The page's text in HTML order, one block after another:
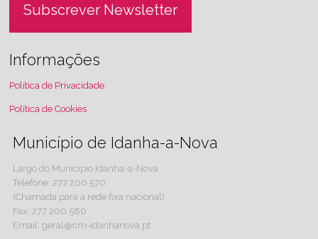
Subscrever Newsletter
Informações
Política de Privacidade
Política de Cookies
Município de Idanha-a-Nova
Largo do Município Idanha-a-Nova
Telefone: 277 200 570
(Chamada para a rede fixa nacional)
Fax: 277 200 580
Email: geral@cm-idanhanova.pt